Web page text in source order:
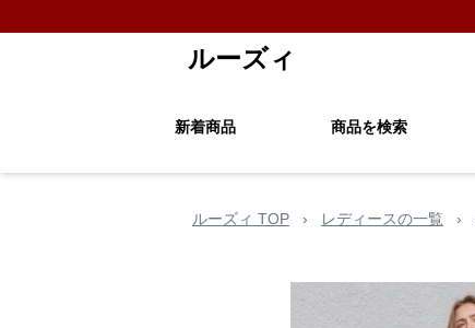
ルーズィ
新着商品 商品を検索
ルーズィ TOP › レディースの一覧 ›